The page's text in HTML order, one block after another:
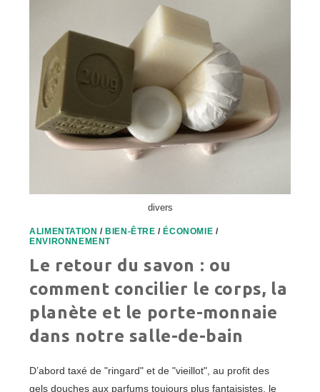
divers
ALIMENTATION / BIEN-ÊTRE / ÉCONOMIE /
ENVIRONNEMENT
Le retour du savon : ou
comment concilier le corps, la
planète et le porte-monnaie
dans notre salle-de-bain
D’abord taxé de "ringard" et de "vieillot", au profit des
gels douches aux parfums toujours plus fantaisistes, le